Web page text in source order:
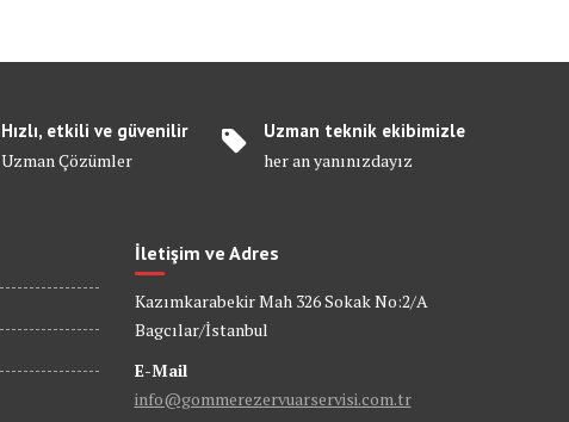
Hızlı, etkili ve güvenilir
Uzman Çözümler
Uzman teknik ekibimizle
her an yanınızdayız
İletişim ve Adres
Kazımkarabekir Mah 326 Sokak No:2/A
Bagcılar/İstanbul
E-Mail
info@gommerezervuarservisi.com.tr